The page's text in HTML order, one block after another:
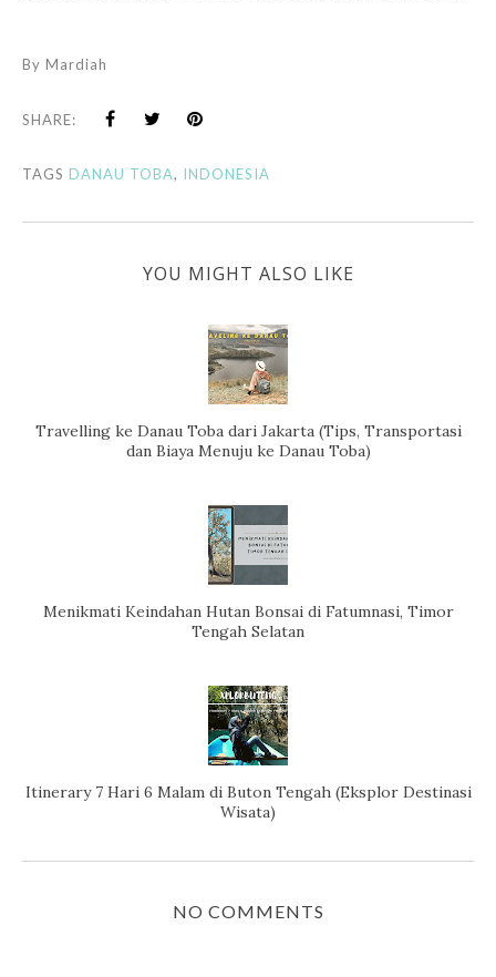
By Mardiah
SHARE:
TAGS DANAU TOBA, INDONESIA
YOU MIGHT ALSO LIKE
Travelling ke Danau Toba dari Jakarta (Tips, Transportasi
dan Biaya Menuju ke Danau Toba)
Menikmati Keindahan Hutan Bonsai di Fatumnasi, Timor
Tengah Selatan
Itinerary 7 Hari 6 Malam di Buton Tengah (Eksplor Destinasi
Wisata)
NO COMMENTS